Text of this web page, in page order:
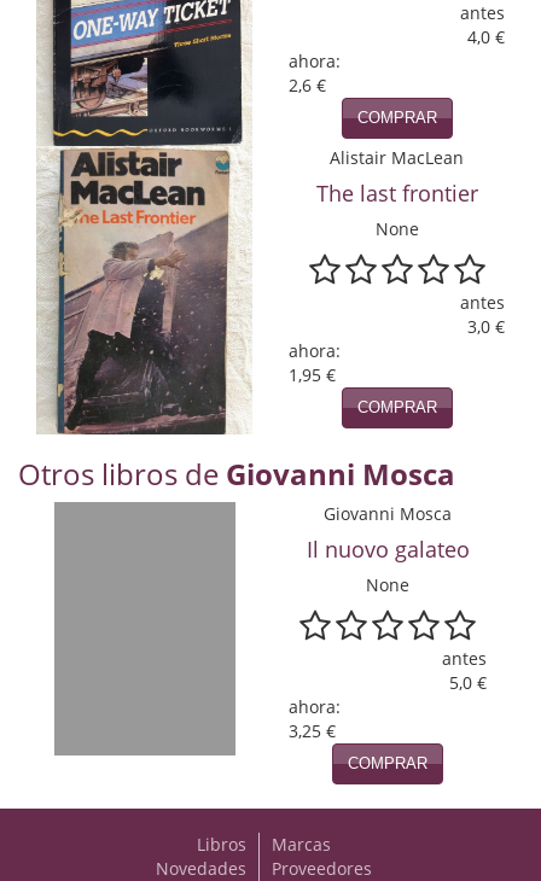
Literatura hispanoamericana
Local
Mafia y espionaje
Matemáticas
Medicina
Música
Naturaleza
Novela Extranjera
antes
4,0 €
ahora:
2,6 €
COMPRAR
Alistair MacLean
The last frontier
None
antes
3,0 €
ahora:
1,95 €
COMPRAR
Otros libros de Giovanni Mosca
Giovanni Mosca
Il nuovo galateo
None
antes
5,0 €
ahora:
3,25 €
COMPRAR
Libros
Novedades
Marcas
Proveedores